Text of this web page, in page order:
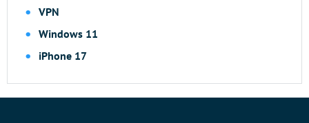
VPN
Windows 11
iPhone 17